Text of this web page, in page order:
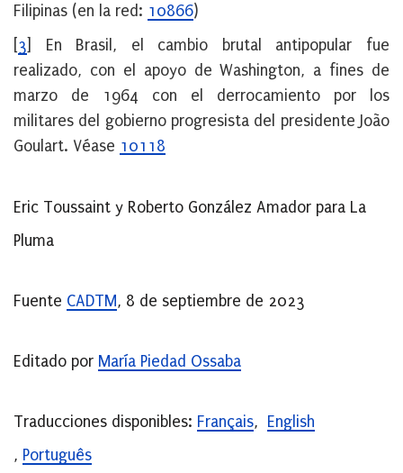
Filipinas (en la red: 10866)
3
En Brasil, el cambio brutal antipopular fue
realizado, con el apoyo de Washington, a fines de
marzo de 1964 con el derrocamiento por los
militares del gobierno progresista del presidente João
Goulart. Véase 10118
Eric Toussaint y Roberto González Amador para La
Pluma
Fuente CADTM, 8 de septiembre de 2023
Editado por María Piedad Ossaba
Traducciones disponibles: Français, English
, Português